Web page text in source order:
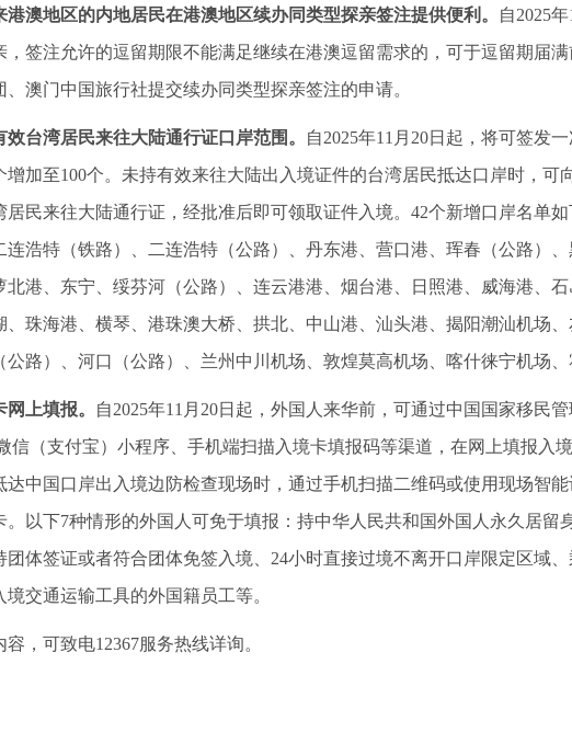
澳地区的内地居民在港澳地区续办同类型探亲签注提供便利。
自2025
签注允许的逗留期限不能满足继续在港澳逗留需求的，可于逗留期届满
澳门中国旅行社提交续办同类型探亲签注的申请。
台湾居民来往大陆通行证口岸范围。
自2025年11月20日起，将可签发
增加至100个。未持有效来往大陆出入境证件的台湾居民抵达口岸时，可
民来往大陆通行证，经批准后即可领取证件入境。42个新增口岸名单
浩特（铁路）、二连浩特（公路）、丹东港、营口港、珲春（公路）
北港、东宁、绥芬河（公路）、连云港港、烟台港、日照港、威海港、
珠海港、横琴、港珠澳大桥、拱北、中山港、汕头港、揭阳潮汕机场
路）、河口（公路）、兰州中川机场、敦煌莫高机场、喀什徕宁机场、
上填报。
自2025年11月20日起，外国人来华前，可通过中国国家移民
信（支付宝）小程序、手机端扫描入境卡填报码等渠道，在网上填报入
中国口岸出入境边防检查现场时，通过手机扫描二维码或使用现场智能
以下7种情形的外国人可免于填报：持中华人民共和国外国人永久居留
体签证或者符合团体免签入境、24小时直接过境不离开口岸限定区域
交通运输工具的外国籍员工等。
，可致电12367服务热线详询。